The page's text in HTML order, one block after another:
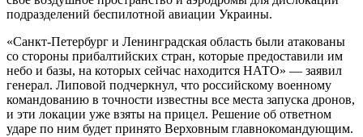
подразделений беспилотной авиации Украины.
«Санкт-Петербург и Ленинградская область были атакованы
со стороны прибалтийских стран, которые предоставили им
небо и базы, на которых сейчас находится НАТО» — заявил
генерал. Липовой подчеркнул, что российскому военному
командованию в точности известны все места запуска дронов,
и эти локации уже взяты на прицел. Решение об ответном
ударе по ним будет принято Верховным главнокомандующим.